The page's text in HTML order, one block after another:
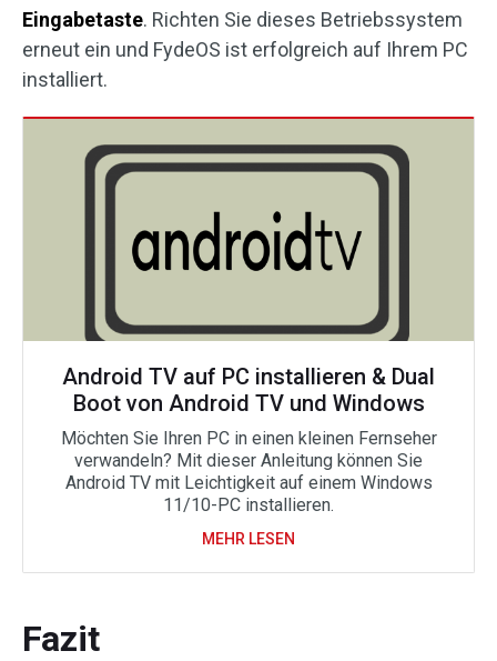
Eingabetaste. Richten Sie dieses Betriebssystem
erneut ein und FydeOS ist erfolgreich auf Ihrem PC
installiert.
Android TV auf PC installieren & Dual
Boot von Android TV und Windows
Möchten Sie Ihren PC in einen kleinen Fernseher
verwandeln? Mit dieser Anleitung können Sie
Android TV mit Leichtigkeit auf einem Windows
11/10-PC installieren.
MEHR LESEN
Fazit